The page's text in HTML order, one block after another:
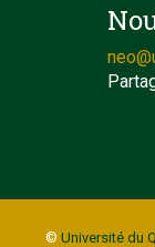
© Université du